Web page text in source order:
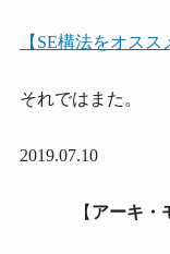
【SE構法をオスス
それではまた。
2019.07.10
【 アーキ・